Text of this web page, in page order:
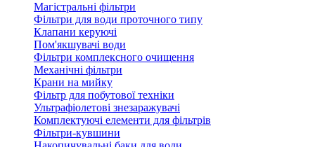
Магістральні фільтри
Фільтри для води проточного типу
Клапани керуючі
Пом'якшувачі води
Фільтри комплексного очищення
Механічні фільтри
Крани на мийку
Фільтр для побутової техніки
Ультрафіолетові знезаражувачі
Комплектуючі елементи для фільтрів
Фільтри-кувшини